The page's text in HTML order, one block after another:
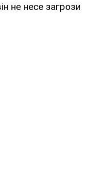
не несе загрози